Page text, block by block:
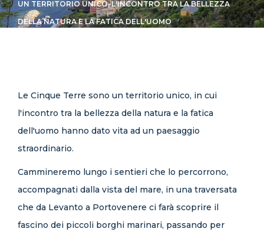
CONTATTI
UN TERRITORIO UNICO, L'INCONTRO TRA LA BELLEZZA
DELLA NATURA E LA FATICA DELL'UOMO
Le Cinque Terre sono un territorio unico, in cui
l'incontro tra la bellezza della natura e la fatica
dell'uomo hanno dato vita ad un paesaggio
straordinario.
Cammineremo lungo i sentieri che lo percorrono,
accompagnati dalla vista del mare, in una traversata
che da Levanto a Portovenere ci farà scoprire il
fascino dei piccoli borghi marinari, passando per